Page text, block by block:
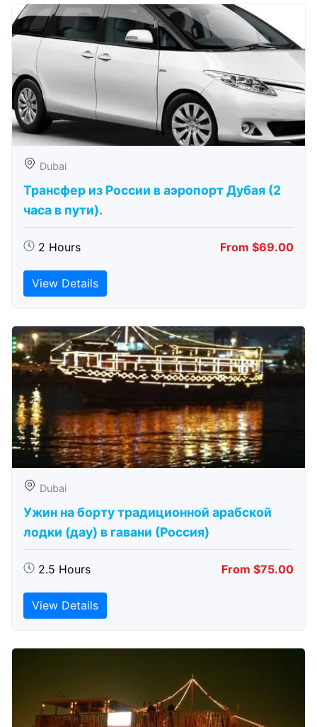
Dubai
Трансфер из России в аэропорт Дубая (2
часа в пути).
2 Hours From $69.00
View Details
Dubai
Ужин на борту традиционной арабской
лодки (дау) в гавани (Россия)
2.5 Hours From $75.00
View Details